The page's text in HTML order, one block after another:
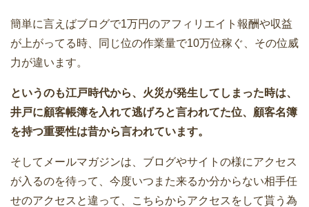
簡単に言えばブログで1万円のアフィリエイト報酬や収益
が上がってる時、同じ位の作業量で10万位稼ぐ、その位威
力が違います。
というのも江戸時代から、火災が発生してしまった時は、
井戸に顧客帳簿を入れて逃げろと言われてた位、顧客名簿
を持つ重要性は昔から言われています。
そしてメールマガジンは、ブログやサイトの様にアクセス
が入るのを待って、今度いつまた来るか分からない相手任
せのアクセスと違って、こちらからアクセスをして貰う為